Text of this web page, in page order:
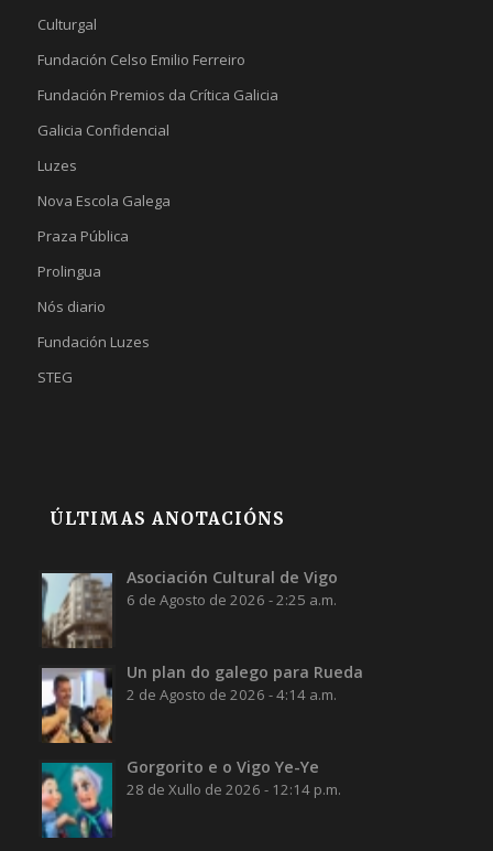
Culturgal
Fundación Celso Emilio Ferreiro
Fundación Premios da Crítica Galicia
Galicia Confidencial
Luzes
Nova Escola Galega
Praza Pública
Prolingua
Nós diario
Fundación Luzes
STEG
ÚLTIMAS ANOTACIÓNS
Asociación Cultural de Vigo
6 de Agosto de 2026 - 2:25 a.m.
Un plan do galego para Rueda
2 de Agosto de 2026 - 4:14 a.m.
Gorgorito e o Vigo Ye-Ye
28 de Xullo de 2026 - 12:14 p.m.